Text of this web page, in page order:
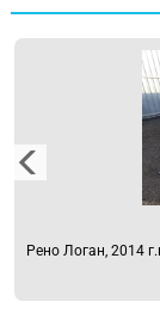
Рено Логан, 2014